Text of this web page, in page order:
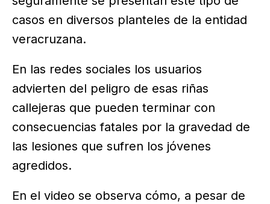
casos en diversos planteles de la entidad
veracruzana.
En las redes sociales los usuarios
advierten del peligro de esas riñas
callejeras que pueden terminar con
consecuencias fatales por la gravedad de
las lesiones que sufren los jóvenes
agredidos.
En el video se observa cómo, a pesar de